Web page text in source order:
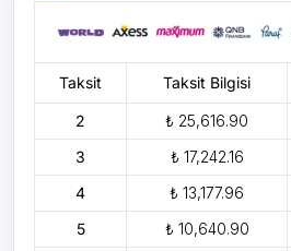
Taksit Taksit Bilgisi
2 ₺ 25,616.90
3
₺ 17,242.16
4
₺ 13,177.96
5
₺ 10,640.90